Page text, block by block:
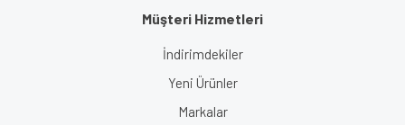
Müşteri Hizmetleri
İndirimdekiler
Yeni Ürünler
Markalar